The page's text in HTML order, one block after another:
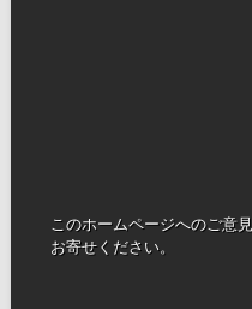
このホームページへのご意
お寄せください。